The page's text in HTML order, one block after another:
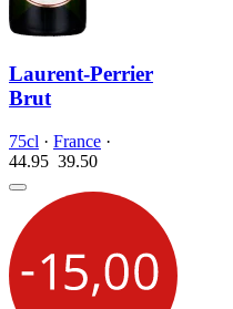
Laurent-Perrier
Brut
75cl · France ·
44.95 39.50